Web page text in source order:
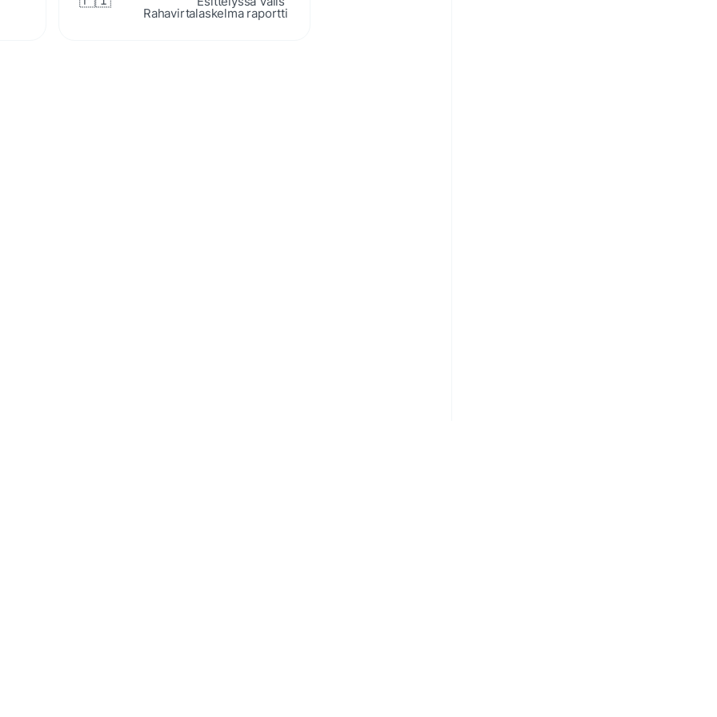
Rahavirtalaskelma raportti